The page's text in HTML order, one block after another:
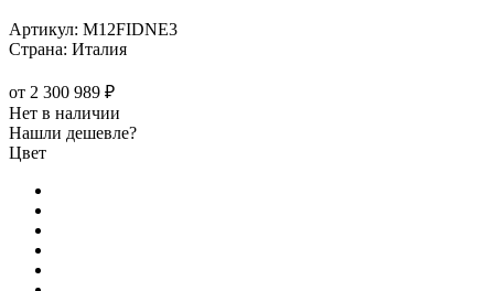
Артикул: M12FIDNE3
Страна: Италия
от 2 300 989 ₽
Нет в наличии
Нашли дешевле?
Цвет